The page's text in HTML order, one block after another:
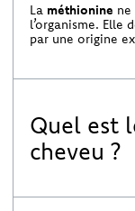
La méthionine ne
l’organisme.
par une origine
Quel est
cheveu ?